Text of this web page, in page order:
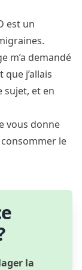
est un
m’a demandé
j’allais
sujet, et en
vous donne
le
la